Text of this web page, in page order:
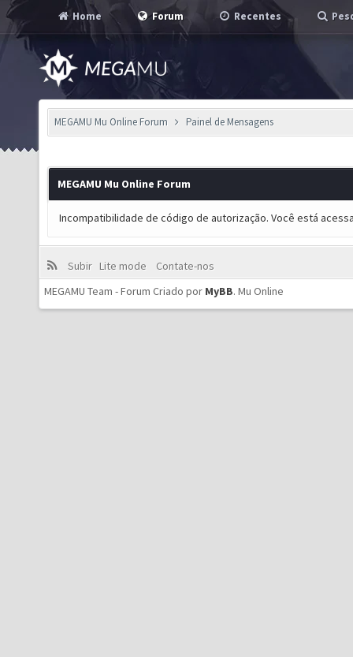
Home Forum Recentes
MEGAMU Mu Online Forum Painel de Mensagens
MEGAMU Mu Online Forum
Incompatibilidade de código de autorização. Você está
Subir Lite mode
Contate-nos
MEGAMU Team - Forum Criado por MyBB. Mu Online